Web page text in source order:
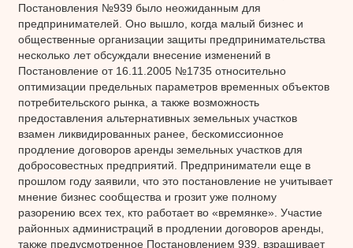
Постановления №939 было неожиданным для
предпринимателей. Оно вышло, когда малый бизнес и
общественные организации защиты предпринимательства
несколько лет обсуждали внесение изменений в
Постановление от 16.11.2005 №1735 относительно
оптимизации предельных параметров временных объектов
потребительского рынка, а также возможность
предоставления альтернативных земельных участков
взамен ликвидированных ранее, бескомиссионное
продление договоров аренды земельных участков для
добросовестных предприятий. Предприниматели еще в
прошлом году заявили, что это постановление не учитывает
мнение бизнес сообщества и грозит уже полному
разорению всех тех, кто работает во «времянке». Участие
районных администраций в продлении договоров аренды,
также предусмотренное Постановлением 939, взращивает